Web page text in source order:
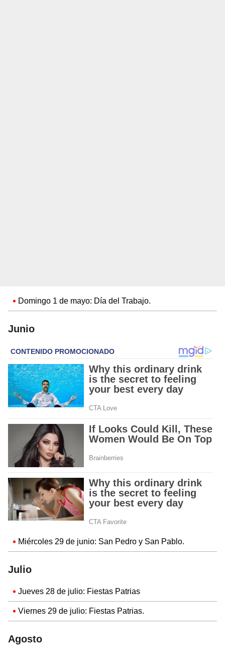
Domingo 1 de mayo: Día del Trabajo.
Junio
Miércoles 29 de junio: San Pedro y San Pablo.
Julio
Jueves 28 de julio: Fiestas Patrias
Viernes 29 de julio: Fiestas Patrias.
Agosto